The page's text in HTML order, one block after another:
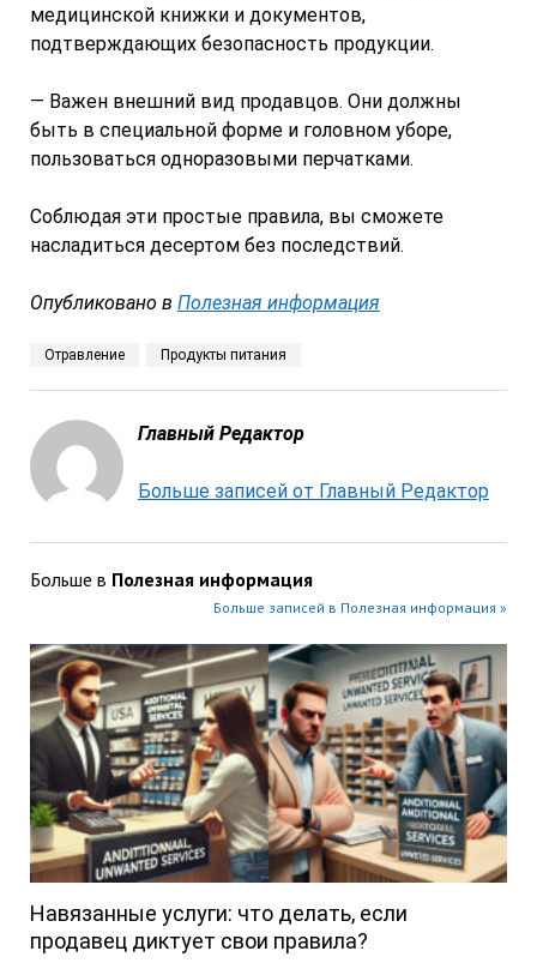
медицинской книжки и документов,
подтверждающих безопасность продукции.
— Важен внешний вид продавцов. Они должны
быть в специальной форме и головном уборе,
пользоваться одноразовыми перчатками.
Соблюдая эти простые правила, вы сможете
насладиться десертом без последствий.
Опубликовано в Полезная информация
Отравление Продукты питания
Главный Редактор
Больше записей от Главный Редактор
Больше в Полезная информация
Больше записей в Полезная информация »
Навязанные услуги: что делать, если
продавец диктует свои правила?